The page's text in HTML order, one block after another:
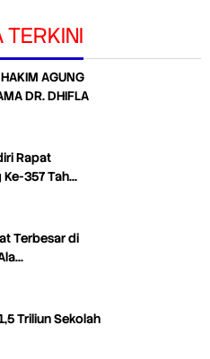
TERKINI
AGUNG
DR. DHIFLA
Rapat
Ke-357 Tah…
Terbesar di
Triliun Sekolah